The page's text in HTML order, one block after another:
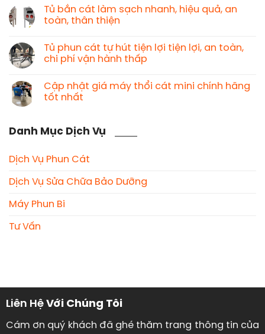
Tủ bắn cát làm sạch nhanh, hiệu quả, an
toàn, thân thiện
Tủ phun cát tự hút tiện lợi tiện lợi, an toàn,
chi phí vận hành thấp
Cập nhật giá máy thổi cát mini chính hãng
tốt nhất
Danh Mục Dịch Vụ
Dịch Vụ Phun Cát
Dịch Vụ Sửa Chữa Bảo Dưỡng
Máy Phun Bi
Tư Vấn
Liên Hệ Với Chúng Tôi
Cám ơn quý khách đã ghé thăm trang thông tin của